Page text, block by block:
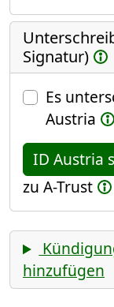
Signatur)
Es
Austria
ID Austria
zu A-Trust
hinzufügen